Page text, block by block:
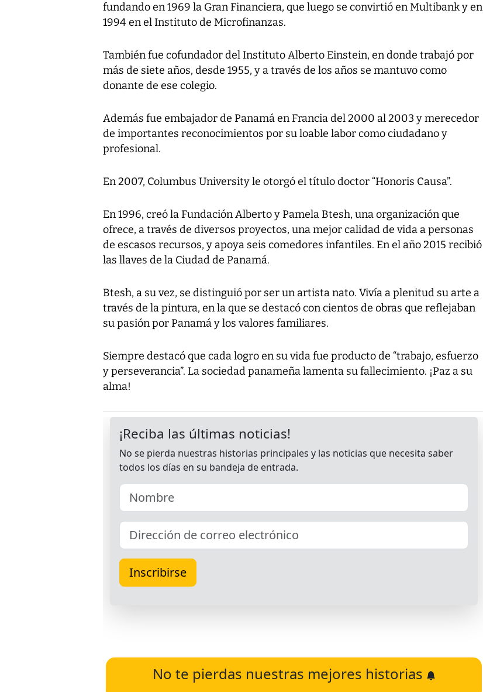
fundando en 1969 la Gran Financiera, que luego se convirtió en Multibank y en
1994 en el Instituto de Microfinanzas.
También fue cofundador del Instituto Alberto Einstein, en donde trabajó por
más de siete años, desde 1955, y a través de los años se mantuvo como
donante de ese colegio.
Además fue embajador de Panamá en Francia del 2000 al 2003 y merecedor
de importantes reconocimientos por su loable labor como ciudadano y
profesional.
En 2007, Columbus University le otorgó el título doctor “Honoris Causa”.
En 1996, creó la Fundación Alberto y Pamela Btesh, una organización que
ofrece, a través de diversos proyectos, una mejor calidad de vida a personas
de escasos recursos, y apoya seis comedores infantiles. En el año 2015 recibió
las llaves de la Ciudad de Panamá.
Btesh, a su vez, se distinguió por ser un artista nato. Vivía a plenitud su arte a
través de la pintura, en la que se destacó con cientos de obras que reflejaban
su pasión por Panamá y los valores familiares.
Siempre destacó que cada logro en su vida fue producto de “trabajo, esfuerzo
y perseverancia”. La sociedad panameña lamenta su fallecimiento. ¡Paz a su
alma!
No te pierdas nuestras mejores historias